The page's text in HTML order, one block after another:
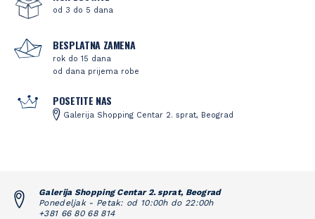
od 3 do 5 dana
BESPLATNA ZAMENA
rok do 15 dana
od dana prijema robe
POSETITE NAS
Galerija Shopping Centar 2. sprat, Beograd
Galerija Shopping Centar 2. sprat, Beograd
Ponedeljak - Petak: od 10:00h do 22:00h
+381 66 80 68 814